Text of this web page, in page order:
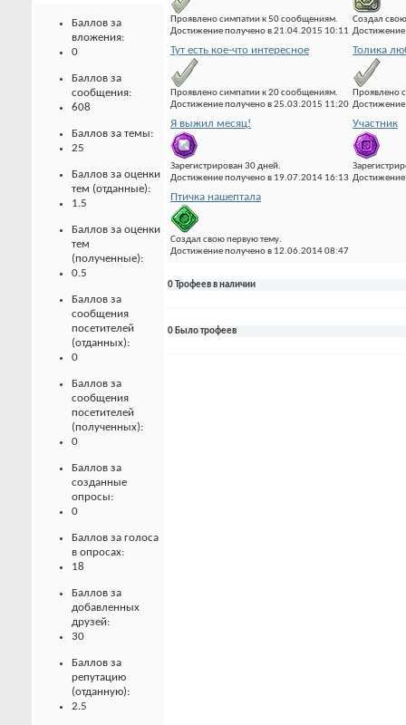
Баллов за
вложения:
0
Баллов за
сообщения:
608
Баллов за темы:
25
Баллов за оценки
тем (отданные):
1.5
Баллов за оценки
тем
(полученные):
0.5
Баллов за
сообщения
посетителей
(отданных):
0
Баллов за
сообщения
посетителей
(полученных):
0
Баллов за
созданные
опросы:
0
Баллов за голоса
в опросах:
18
Баллов за
добавленных
друзей:
30
Баллов за
репутацию
(отданную):
2.5
Проявлено симпатии к 50 сообщениям.
Достижение получено в 21.04.2015 10:11
Создал
Тут есть кое-что интересное
Проявлено симпатии к 20 сообщениям.
Достижение получено в 25.03.2015 11:20
Толика
Проявлено
Я выжил месяц!
Зарегистрирован 30 дней.
Достижение получено в 19.07.2014 16:13
Участник
Птичка нашептала
Создал свою первую тему.
Достижение получено в 12.06.2014 08:47
0 Трофеев в наличии
0 Было трофеев